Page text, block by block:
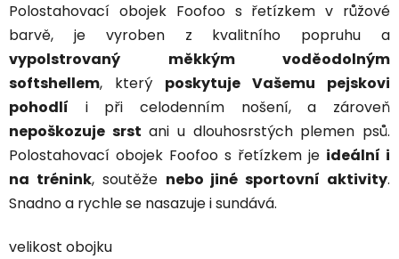
Polostahovací obojek Foofoo s řetízkem v růžové
barvě, je vyroben z kvalitního popruhu a
vypolstrovaný měkkým voděodolným
softshellem, který poskytuje Vašemu pejskovi
pohodlí i při celodenním nošení, a zároveň
nepoškozuje srst ani u dlouhosrstých plemen psů.
Polostahovací obojek Foofoo s řetízkem je ideální i
na trénink, soutěže nebo jiné sportovní aktivity.
Snadno a rychle se nasazuje i sundává.
velikost obojku